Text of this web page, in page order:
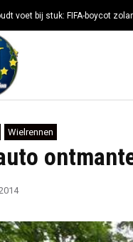
voet bij stuk: FIFA-boycot
Wielrennen